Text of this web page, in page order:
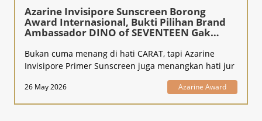
Azarine Invisipore Sunscreen Borong
Award Internasional, Bukti Pilihan Brand
Ambassador DINO of SEVENTEEN Gak
Bukan cuma menang di hati CARAT, tapi Azarine
Invisipore Primer Sunscreen juga menangkan hati jur
26 May 2026 Azarine Award